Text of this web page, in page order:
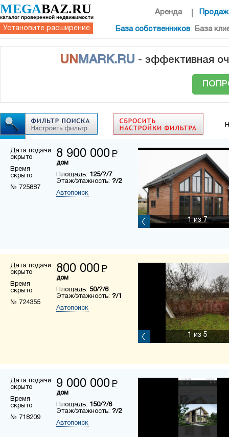
MEGABAZ.RU
каталог проверенной недвижимости
Установите расширение
Аренда
База собственников База
UN MARK.RU - эффективная
Дата подачи
скрыто
Время
скрыто
№ 725887
8 900 000 Р
дом
Площадь: 125/?/7
Этаж/этажность: ?/2
Автопоиск
1из 7
Дата подачи
скрыто
Время
скрыто
№ 724355
800 000 Р
дом
Площадь: 50/?/6
Этаж/этажность: ?/1
Автопоиск
1 из 5
Дата подачи
скрыто
Время
скрыто
№ 718209
9 000 000 Р
дом
Площадь: 150/?/6
Этаж/этажность: ?/2
Автопоиск